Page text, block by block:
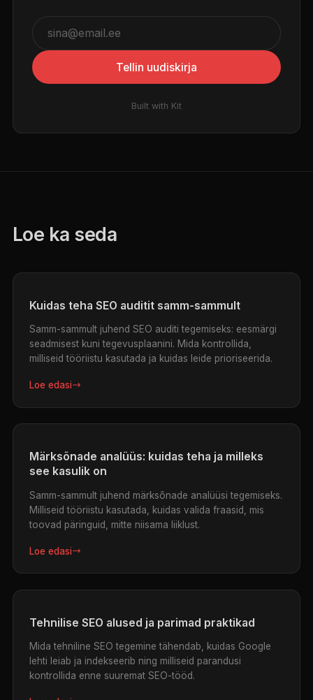
Tellin uudiskirja
Built with Kit
Loe ka seda
Kuidas teha SEO auditit samm-sammult
Samm-sammult juhend SEO auditi tegemiseks: eesmärgi
seadmisest kuni tegevusplaanini. Mida kontrollida,
milliseid tööriistu kasutada ja kuidas leide prioriseerida.
Loe edasi
Märksõnade analüüs: kuidas teha ja milleks
see kasulik on
Samm-sammult juhend märksõnade analüüsi tegemiseks.
Milliseid tööriistu kasutada, kuidas valida fraasid, mis
toovad päringuid, mitte niisama liiklust.
Loe edasi
Tehnilise SEO alused ja parimad praktikad
Mida tehniline SEO tegemine tähendab, kuidas Google
lehti leiab ja indekseerib ning milliseid parandusi
kontrollida enne suuremat SEO-tööd.